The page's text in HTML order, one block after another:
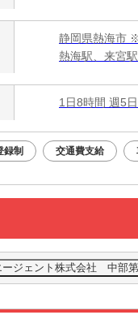
静岡県熱海市
熱海駅、来宮
1日8時間 週5
録制 交通費支給
ージェント株式会社 中部